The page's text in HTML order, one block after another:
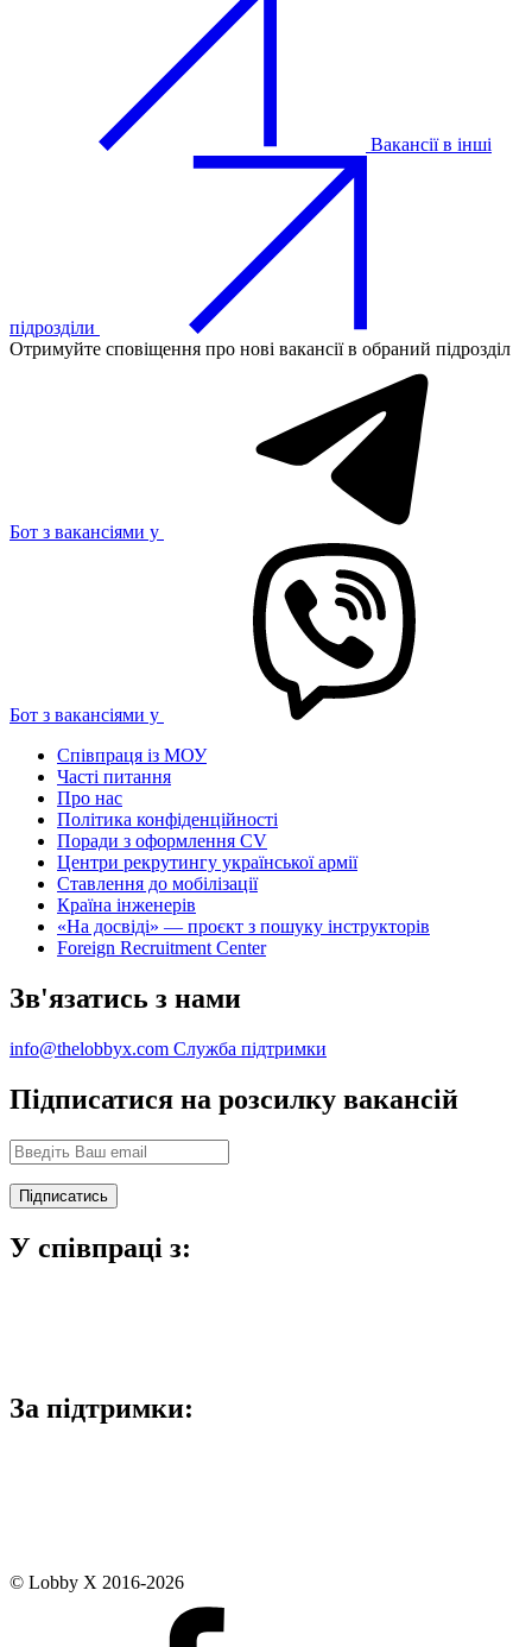
Вакансії в інші
підрозділи
Отримуйте сповіщення про нові вакансії в обраний підрозділ
Бот з вакансіями у
Бот з вакансіями у
Співпраця із МОУ
Часті питання
Про нас
Політика конфіденційності
Поради з оформлення CV
Центри рекрутингу української армії
Ставлення до мобілізації
Країна інженерів
«На досвіді» — проєкт з пошуку інструкторів
Foreign Recruitment Center
Зв'язатись з нами
info@thelobbyx.com Служба підтримки
Підписатися на розсилку вакансій
У співпраці з:
За підтримки:
© Lobby X 2016-2026